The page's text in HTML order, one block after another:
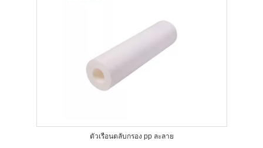
ตัวเรือนตลับกรอง pp ละลาย